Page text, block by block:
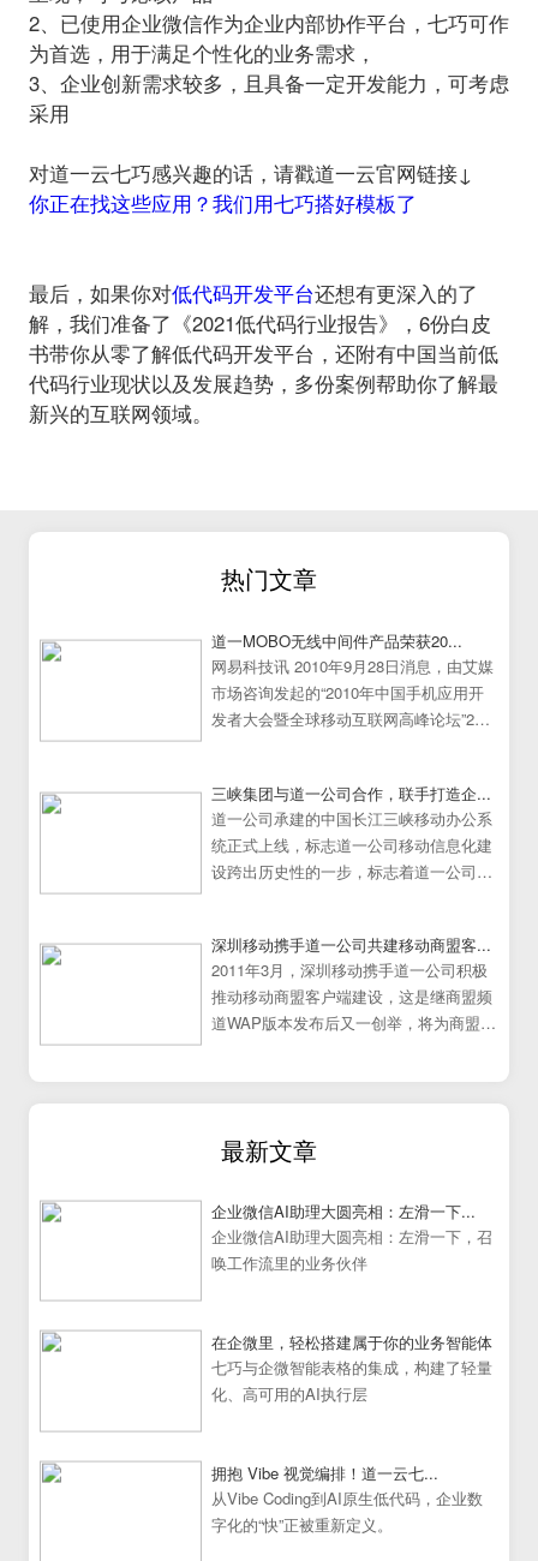
2、已使用企业微信作为企业内部协作平台，七巧可作
为首选，用于满足个性化的业务需求，
3、企业创新需求较多，且具备一定开发能力，可考虑
采用
对道一云七巧感兴趣的话，请戳道一云官网链接↓
你正在找这些应用？我们用七巧搭好模板了
最后，如果你对低代码开发平台还想有更深入的了
解，我们准备了《2021低代码行业报告》，6份白皮
书带你从零了解低代码开发平台，还附有中国当前低
代码行业现状以及发展趋势，多份案例帮助你了解最
新兴的互联网领域。
热门文章
道一MOBO无线中间件产品荣获20...
网易科技讯 2010年9月28日消息，由艾媒
市场咨询发起的“2010年中国手机应用开
发者大会暨全球移动互联网高峰论坛”25
三峡集团与道一公司合作，联手打造企...
道一公司承建的中国长江三峡移动办公系
统正式上线，标志道一公司移动信息化建
设跨出历史性的一步，标志着道一公司移
深圳移动携手道一公司共建移动商盟客...
2011年3月，深圳移动携手道一公司积极
推动移动商盟客户端建设，这是继商盟频
道WAP版本发布后又一创举，将为商盟频
最新文章
企业微信AI助理大圆亮相：左滑一下...
企业微信AI助理大圆亮相：左滑一下，召
唤工作流里的业务伙伴
在企微里，轻松搭建属于你的业务智能体
七巧与企微智能表格的集成，构建了轻量
化、高可用的AI执行层
拥抱 Vibe 视觉编排！道一云七...
从Vibe Coding到AI原生低代码，企业数
字化的“快”正被重新定义。